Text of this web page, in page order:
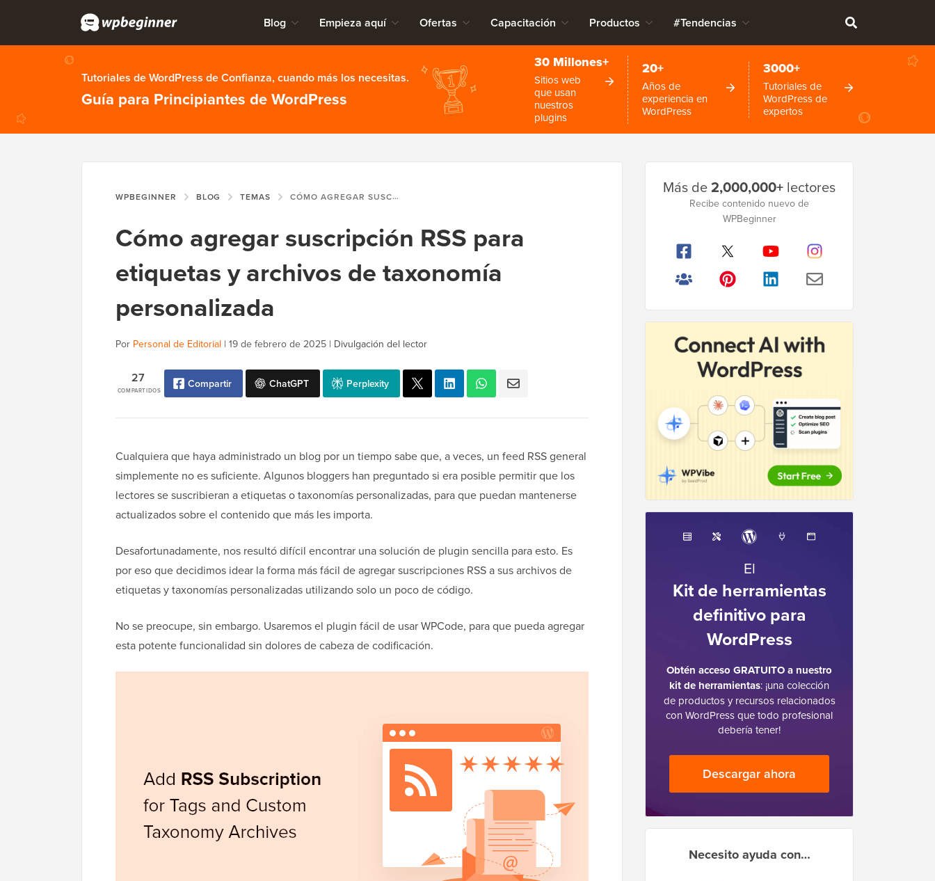
Blog Empieza aquí Ofertas Capacitación Productos #Tendencias
Tutoriales de WordPress de Confianza, cuando más los necesitas.
Guía para Principiantes de WordPress
30 Millones+
Sitios web
que usan
nuestros
plugins
20+
Años de
experiencia en
WordPress
3000+
Tutoriales de
WordPress de
expertos
WPBEGINNER BLOG TEMAS CÓMO AGREGAR SUSCRIPCIÓN RSS PARA ETIQUETAS Y ARCHIVOS DE TAXONOMÍA PERSONALIZADA
Cómo agregar suscripción RSS para
etiquetas y archivos de taxonomía
personalizada
Por Personal de Editorial | 19 de febrero de 2025 | Divulgación del lector
COMPARTIDOS
27 Compartir ChatGPT Perplexity
Cualquiera que haya administrado un blog por un tiempo sabe que, a veces, un feed RSS general
simplemente no es suficiente. Algunos bloggers han preguntado si era posible permitir que los
lectores se suscribieran a etiquetas o taxonomías personalizadas, para que puedan mantenerse
actualizados sobre el contenido que más les importa.
Desafortunadamente, nos resultó difícil encontrar una solución de plugin sencilla para esto. Es
por eso que decidimos idear la forma más fácil de agregar suscripciones RSS a sus archivos de
etiquetas y taxonomías personalizadas utilizando solo un poco de código.
No se preocupe, sin embargo. Usaremos el plugin fácil de usar WPCode, para que pueda agregar
esta potente funcionalidad sin dolores de cabeza de codificación.
lateral
Más de2,000,000+ lectores
Recibe contenido nuevo de
WPBeginner
El
Kit de herramientas
definitivo para
WordPress
Obtén acceso GRATUITO a nuestro
kit de herramientas: ¡una colección
de productos y recursos relacionados
con WordPress que todo profesional
debería tener!
Descargar ahora
Necesito ayuda con…